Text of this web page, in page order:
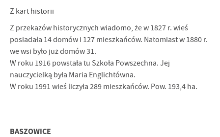
Z kart historii
Z przekazów historycznych wiadomo, że w 1827 r. wieś
posiadała 14 domów i 127 mieszkańców. Natomiast w 1880 r.
we wsi było już domów 31.
W roku 1916 powstała tu Szkoła Powszechna. Jej
nauczycielką była Maria Englichtówna.
W roku 1991 wieś liczyła 289 mieszkańców. Pow. 193,4 ha.
BASZOWICE